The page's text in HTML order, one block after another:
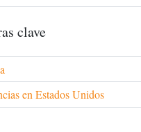
clave
en Estados Unidos